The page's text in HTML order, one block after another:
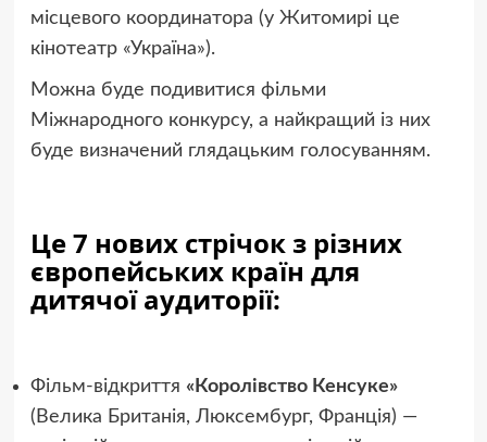
місцевого координатора (у Житомирі це
кінотеатр «Україна»).
Можна буде подивитися фільми
Міжнародного конкурсу, а найкращий із них
буде визначений глядацьким голосуванням.
Це 7 нових стрічок з різних
європейських країн для
дитячої аудиторії:
Фільм-відкриття «Королівство Кенсуке»
(Велика Британія, Люксембург, Франція) —